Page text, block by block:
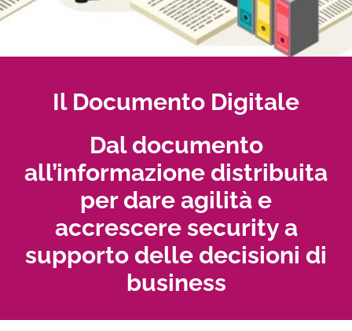
Il Documento Digitale
Dal documento
all’informazione distribuita
per dare agilità e
accrescere security a
supporto delle decisioni di
business